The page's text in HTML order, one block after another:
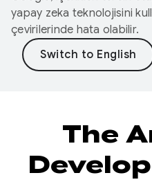
yapay zeka teknolojisini
çevirilerinde hata olabilir.
The